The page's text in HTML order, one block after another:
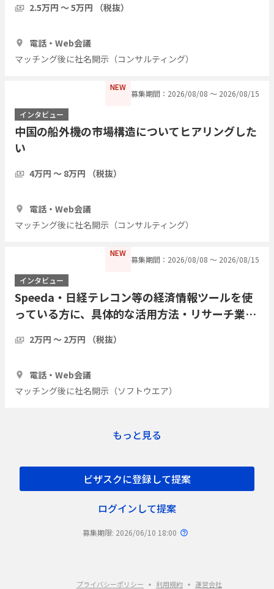
2.5万円 〜 5万円 （税抜）
電話・Web会議
マッチング後に社名開示（コンサルティング）
NEW
募集期間：2026/08/08 〜 2026/08/15
インタビュー
中国の船外機の市場構造についてヒアリングした
い
4万円 〜 8万円 （税抜）
電話・Web会議
マッチング後に社名開示（コンサルティング）
NEW
募集期間：2026/08/08 〜 2026/08/15
インタビュー
Speeda・日経テレコン等の経済情報ツールを使
っている方に、具体的な活用方法・リサーチ業務
2万円 〜 2万円 （税抜）
電話・Web会議
マッチング後に社名開示（ソフトウエア）
もっと見る
ビザスクに登録して提案
ログインして提案
募集期限: 2026/06/10 18:00
プライバシーポリシー 利用規約 運営会社